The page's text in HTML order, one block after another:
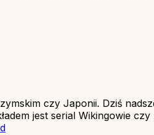
czy Japonii. Dziś
jest serial Wikingowie czy